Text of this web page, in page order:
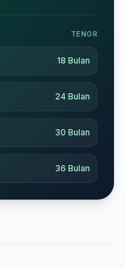
TENOR
18 Bulan
24 Bulan
30 Bulan
36 Bulan